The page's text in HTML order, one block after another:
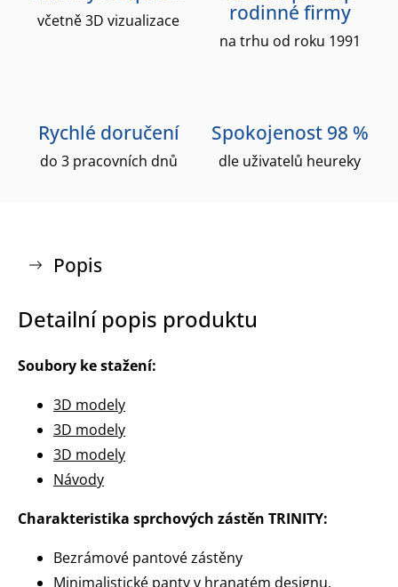
včetně 3D vizualizace
rodinné firmy
na trhu od roku 1991
Rychlé doručení
do 3 pracovních dnů
Spokojenost 98 %
dle uživatelů heureky
Popis
Detailní popis produktu
Soubory ke stažení:
3D modely
3D modely
3D modely
Návody
Charakteristika sprchových zástěn TRINITY:
Bezrámové pantové zástěny
Minimalistické panty v hranatém designu,